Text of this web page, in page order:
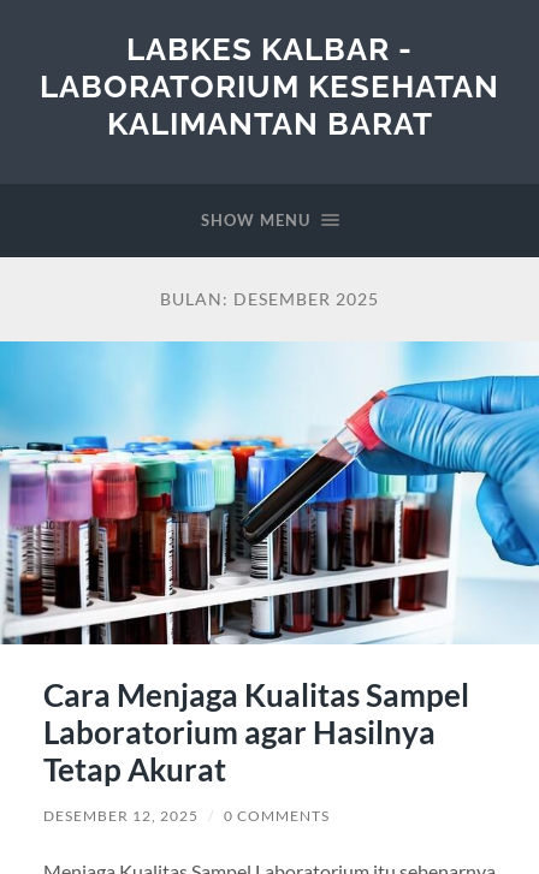
LABKES KALBAR -
LABORATORIUM KESEHATAN
KALIMANTAN BARAT
SHOW MENU
BULAN: DESEMBER 2025
Cara Menjaga Kualitas Sampel
Laboratorium agar Hasilnya
Tetap Akurat
DESEMBER 12, 2025 / 0 COMMENTS